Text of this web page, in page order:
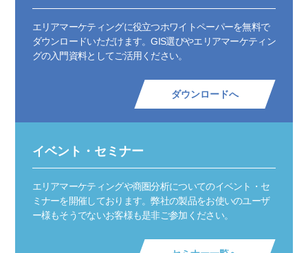
エリアマーケティングに役立つホワイトペーパーを無料で
ダウンロードいただけます。GIS選びやエリアマーケティン
グの入門資料としてご活用ください。
ダウンロードへ
イベント・セミナー
エリアマーケティングや商圏分析についてのイベント・セ
ミナーを開催しております。弊社の製品をお使いのユーザ
ー様もそうでないお客様も是非ご参加ください。